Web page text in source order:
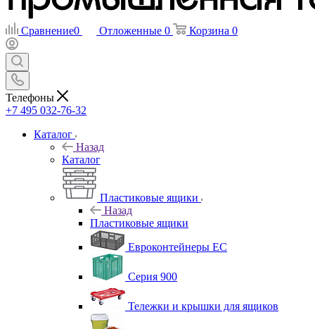
Сравнение0 Отложенные 0 Корзина 0
Телефоны
+7 495 032-76-32
Каталог
Назад
Каталог
Пластиковые ящики
Назад
Пластиковые ящики
Евроконтейнеры ЕС
Серия 900
Тележки и крышки для ящиков